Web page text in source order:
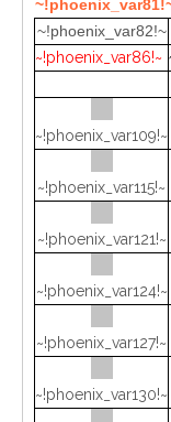
~!phoenix_var82!~
~!phoenix_var86!~
~!phoenix_var109!~
~!phoenix_var115!~
~!phoenix_var121!~
~!phoenix_var124!~
~!phoenix_var127!~
~!phoenix_var130!~